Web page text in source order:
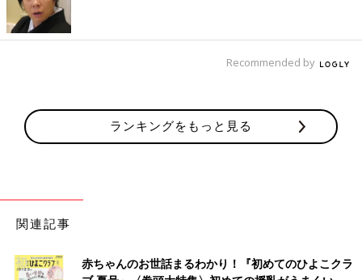
Recommended by
ランキングをもっと見る
関連記事
赤ちゃんのお世話まるわかり！『初めてのひよこクラ